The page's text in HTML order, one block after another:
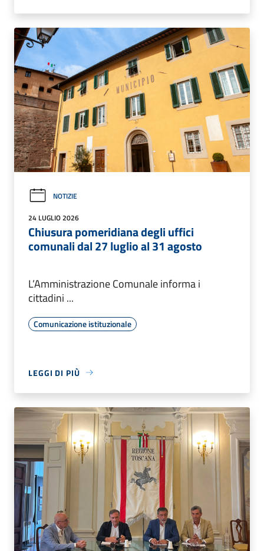
NOTIZIE
24 LUGLIO 2026
Chiusura pomeridiana degli uffici
comunali dal 27 luglio al 31 agosto
L’Amministrazione Comunale informa i
cittadini ...
Comunicazione istituzionale
LEGGI DI PIÙ